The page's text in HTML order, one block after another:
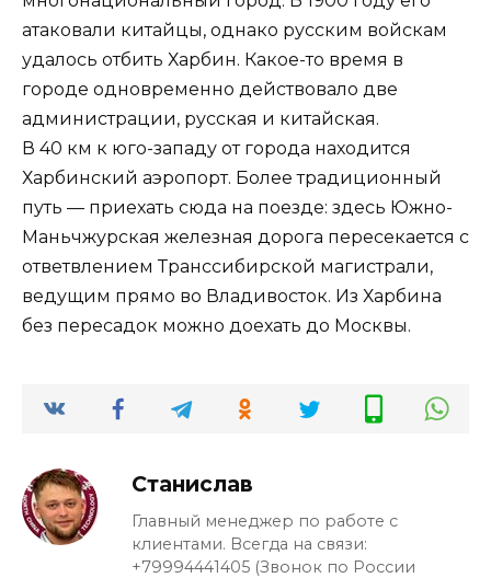
атаковали китайцы, однако русским войскам
удалось отбить Харбин. Какое-то время в
городе одновременно действовало две
администрации, русская и китайская.
В 40 км к юго-западу от города находится
Харбинский аэропорт. Более традиционный
путь — приехать сюда на поезде: здесь Южно-
Маньчжурская железная дорога пересекается с
ответвлением Транссибирской магистрали,
ведущим прямо во Владивосток. Из Харбина
без пересадок можно доехать до Москвы.
Станислав
Главный менеджер по работе с
клиентами. Всегда на связи:
+79994441405 (Звонок по России